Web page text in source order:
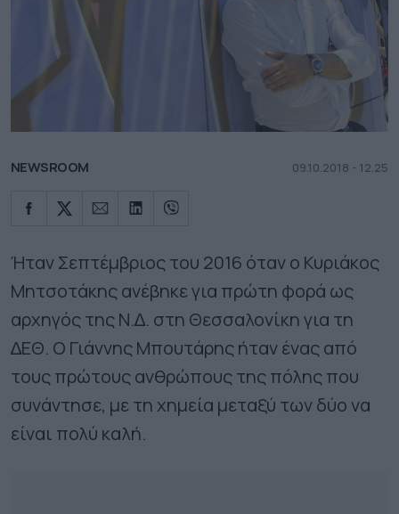
NEWSROOM 09.10.2018 - 12.25
Ήταν Σεπτέµβριος του 2016 όταν ο Κυριάκος
Μητσοτάκης ανέβηκε για πρώτη φορά ως
αρχηγός της Ν.∆. στη Θεσσαλονίκη για τη
∆ΕΘ. Ο Γιάννης Μπουτάρης ήταν ένας από
τους πρώτους ανθρώπους της πόλης που
συνάντησε, µε τη χηµεία µεταξύ των δύο να
είναι πολύ καλή.